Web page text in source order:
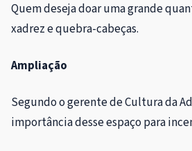
Quem deseja doar uma grande
xadrez e quebra-cabeças.
Ampliação
Segundo o gerente de Cultura da
importância desse espaço para